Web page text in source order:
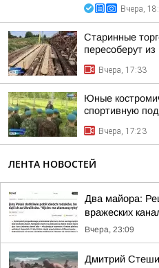
Вчера,
Старинные
пересоберут
Вчера, 17:33
Юные
спортивную
Вчера, 17:23
ЛЕНТА НОВОСТЕЙ
Два майора:
вражеских
Вчера, 23:09
Дмитрий